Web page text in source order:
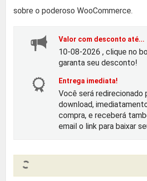
o
o
r
i
o
a
t
u
sobre o poderoso WooCommerce.
Valor com desconto até...
10-08-2026 , clique no
garanta seu desconto!
Entrega imediata!
Você será redirecionado
download,
compra, e receberá
email o link para baixar